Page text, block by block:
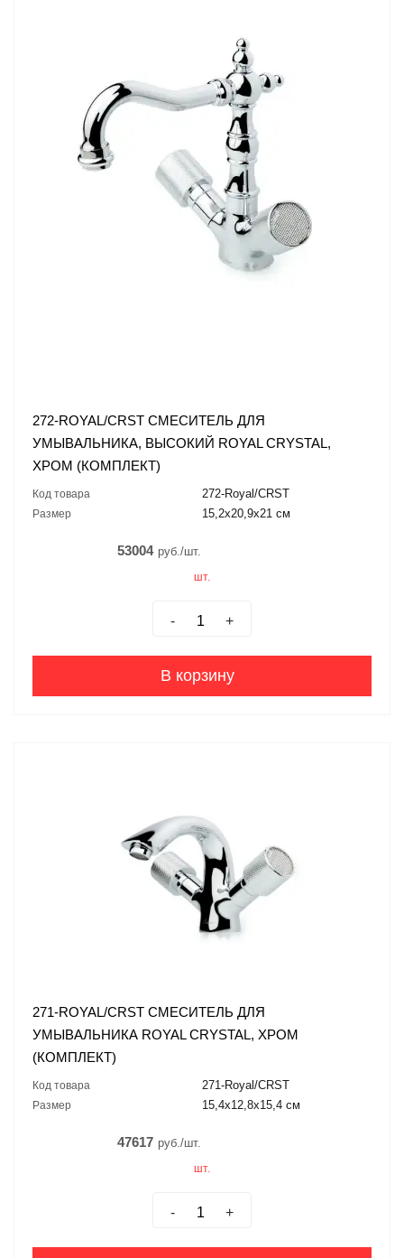
272-ROYAL/CRST СМЕСИТЕЛЬ ДЛЯ
УМЫВАЛЬНИКА, ВЫСОКИЙ ROYAL CRYSTAL,
ХРОМ (КОМПЛЕКТ)
Код товара 272-Royal/CRST
Размер 15,2x20,9x21 см
53004 руб./шт.
шт.
- +
В корзину
271-ROYAL/CRST СМЕСИТЕЛЬ ДЛЯ
УМЫВАЛЬНИКА ROYAL CRYSTAL, ХРОМ
(КОМПЛЕКТ)
Код товара 271-Royal/CRST
Размер 15,4x12,8x15,4 см
47617 руб./шт.
шт.
- +